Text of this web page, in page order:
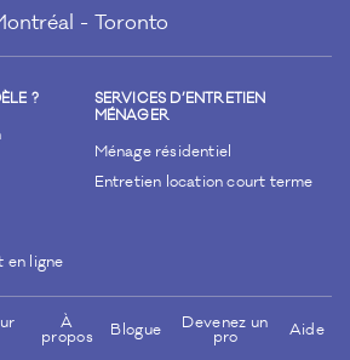
Toronto
?
en ligne
SERVICES D’ENTRETIEN
MÉNAGER
Ménage résidentiel
Entretien location court terme
À
propos Blogue Devenez un
pro Aide